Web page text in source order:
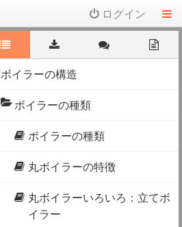
ログイン
ボイラーの構造
ボイラーの種類
ボイラーの種類
丸ボイラーの特徴
丸ボイラーいろいろ：立てボ
イラー